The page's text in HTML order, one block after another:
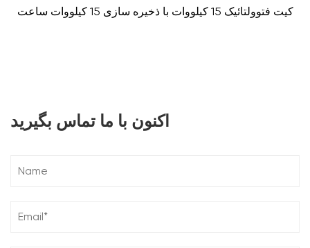
کیت فتوولتائیک 15 کیلووات با ذخیره سازی 15 کیلووات ساعت
اکنون با ما تماس بگیرید